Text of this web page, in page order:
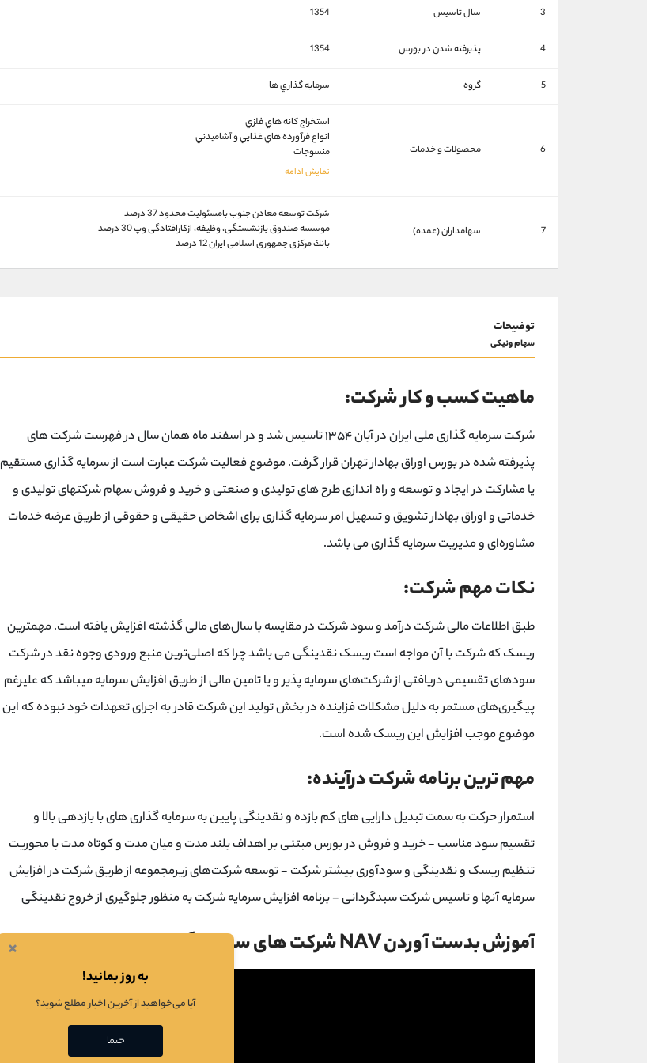
3 سال تاسیس 1354
4 پذیرفته شدن در بورس 1354
5 گروه سرمايه گذاري ها
6 محصولات و خدمات
استخراج کانه هاي فلزي
انواع فرآورده هاي غذايي و آشاميدني
منسوجات
7 سهامداران (عمده)
شركت توسعه معادن جنوب بامسئوليت محدود 37 درصد
موسسه صندوق بازنشستگی، وظيفه، ازكارافتادگی وپ 30 درصد
بانك مركزی جمهوری اسلامی ايران 12 درصد
توضیحات
سهام ونیکی
ماهیت کسب و کار شرکت:
شرکت سرمایه گذاری ملی ایران در آبان ۱۳۵۴ تاسیس شد و در اسفند ماه همان سال در فهرست شرکت های
پذیرفته شده در بورس اوراق بهادار تهران قرار گرفت. موضوع فعالیت شرکت عبارت است از سرمایه گذاری مستقیم
یا مشارکت در ایجاد و توسعه و راه اندازی طرح های تولیدی و صنعتی و خرید و فروش سهام شرکتهای تولیدی و
خدماتی و اوراق بهادار تشویق و تسهیل امر سرمایه گذاری برای اشخاص حقیقی و حقوقی از طریق عرضه خدمات
مشاوره‌ای و مدیریت سرمایه گذاری می باشد.
نکات مهم شرکت:
طبق اطلاعات مالی شرکت درآمد و سود شرکت در مقایسه با سال‌های مالی گذشته افزایش یافته است. مهمترین
ریسک که شرکت با آن مواجه است ریسک نقدینگی می باشد چرا که اصلی‌ترین منبع ورودی وجوه نقد در شرکت
سودهای تقسیمی دریافتی از شرکت‌های سرمایه پذیر و یا تامین مالی از طریق افزایش سرمایه میباشد که علیرغم
پیگیری‌های مستمر به دلیل مشکلات فزاینده در بخش تولید این شرکت قادر به اجرای تعهدات خود نبوده که این
موضوع موجب افزایش این ریسک شده است.
مهم ترین برنامه شرکت درآینده:
استمرار حرکت به سمت تبدیل دارایی های کم بازده و نقدینگی پایین به سرمایه گذاری های با بازدهی بالا و
تقسیم سود مناسب - خرید و فروش در بورس مبتنی بر اهداف بلند مدت و میان مدت و کوتاه مدت با محوریت
تنظیم ریسک و نقدینگی و سودآوری بیشتر شرکت - توسعه شرکت‌های زیرمجموعه از طریق شرکت در افزایش
سرمایه آنها و تاسیس شرکت سبدگردانی - برنامه افزایش سرمایه شرکت به منظور جلوگیری از خروج نقدینگی
آموزش بدست آوردن NAV شرکت های سرمایه گذاری ×
به روز بمانید!
آیا می‌خواهید از آخرین اخبار مطلع شوید؟
حتما